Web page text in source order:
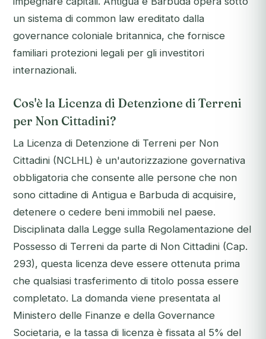
un sistema di common law ereditato dalla
governance coloniale britannica, che fornisce
familiari protezioni legali per gli investitori
internazionali.
Cos'è la Licenza di Detenzione di Terreni
per Non Cittadini?
La Licenza di Detenzione di Terreni per Non
Cittadini (NCLHL) è un'autorizzazione governativa
obbligatoria che consente alle persone che non
sono cittadine di Antigua e Barbuda di acquisire,
detenere o cedere beni immobili nel paese.
Disciplinata dalla Legge sulla Regolamentazione del
Possesso di Terreni da parte di Non Cittadini (Cap.
293), questa licenza deve essere ottenuta prima
che qualsiasi trasferimento di titolo possa essere
completato. La domanda viene presentata al
Ministero delle Finanze e della Governance
Societaria, e la tassa di licenza è fissata al 5% del